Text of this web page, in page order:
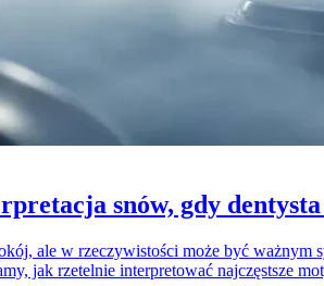
snów, gdy dentysta
ale w rzeczywistości może być
jak rzetelnie interpretować najczęstsze